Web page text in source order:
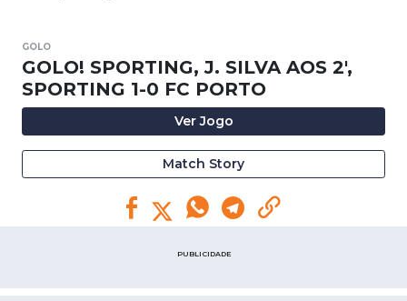
GOLO
GOLO! SPORTING, J. SILVA AOS 2',
SPORTING 1-0 FC PORTO
Ver Jogo
Match Story
PUBLICIDADE